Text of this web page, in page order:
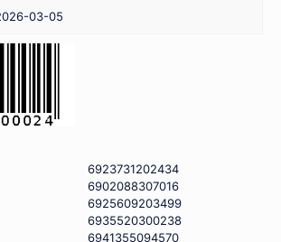
03-05
6923731202434
6902088307016
6925609203499
6935520300238
6941355094570